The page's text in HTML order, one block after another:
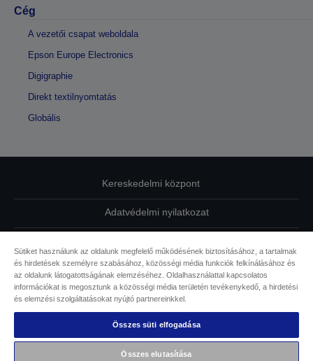
Cég
A vezetői csapat weboldala
Epson Europe Electronics
Digigraphie
Direkt textilnyomtatás
Globális
Kereskedelmi központ
Adatvédelmi nyilatkozat
Kapcsolatfelvétel
Sütikkel kapcsolatos információk
Az Epson elkötelezettsége az akadálymentesség mellett
Sütiket használunk az oldalunk megfelelő működésének biztosításához, a tartalmak
és hirdetések személyre szabásához, közösségi média funkciók felkínálásához és
az oldalunk látogatottságának elemzéséhez. Oldalhasználattal kapcsolatos
információkat is megosztunk a közösségi média területén tevékenykedő, a hirdetési
és elemzési szolgáltatásokat nyújtó partnereinkkel.
Összes süti elfogadása
Összes elutasítása